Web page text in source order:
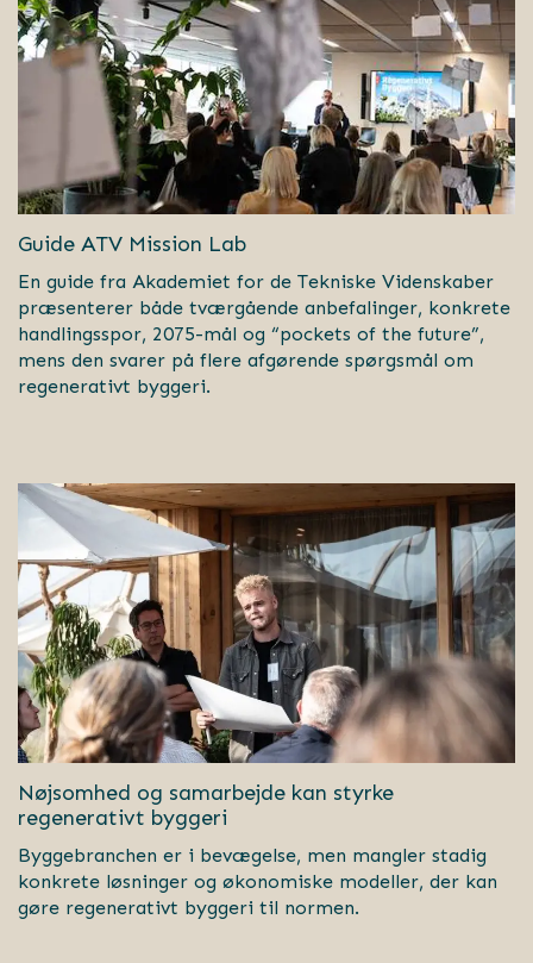
Guide ATV Mission Lab
En guide fra Akademiet for de Tekniske Videnskaber
præsenterer både tværgående anbefalinger, konkrete
handlingsspor, 2075-mål og “pockets of the future”,
mens den svarer på flere afgørende spørgsmål om
regenerativt byggeri.
Nøjsomhed og samarbejde kan styrke
regenerativt byggeri
Byggebranchen er i bevægelse, men mangler stadig
konkrete løsninger og økonomiske modeller, der kan
gøre regenerativt byggeri til normen.